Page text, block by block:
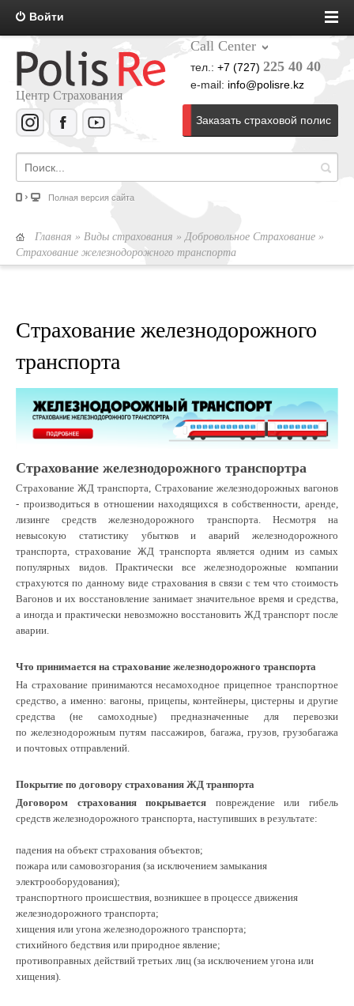
Войти
Call Center
тел.: +7 (727) 225 40 40
e-mail: info@polisre.kz
Заказать страховой полис
Центр Страхования
Полная версия сайта
Главная » Виды страхования »Добровольное Страхование »
Страхование железнодорожного транспорта
Страхование железнодорожного
транспорта
Страхование железнодорожного транспортра
Страхование ЖД транспорта, Страхование железнодорожных вагонов
- производиться в отношении находящихся в собственности, аренде,
лизинге средств железнодорожного транспорта. Несмотря на
невысокую статистику убытков и аварий железнодорожного
транспорта, страхование ЖД транспорта является одним из самых
популярных видов. Практически все железнодорожные компании
страхуются по данному виде страхования в связи с тем что стоимость
Вагонов и их восстановление занимает значительное время и средства,
а иногда и практически невозможно восстановить ЖД транспорт после
аварии.
Что принимается на страхование железнодорожного транспорта
На страхование принимаются несамоходное прицепное транспортное
средство, а именно: вагоны, прицепы, контейнеры, цистерны и другие
средства (не самоходные) предназначенные для перевозки
по железнодорожным путям пассажиров, багажа, грузов, грузобагажа
и почтовых отправлений.
Покрытие по договору страхования ЖД транпорта
Договором страхования покрывается повреждение или гибель
средств железнодорожного транспорта, наступивших в результате:
падения на объект страхования объектов;
пожара или самовозгорания (за исключением замыкания
электрооборудования);
транспортного происшествия, возникшее в процессе движения
железнодорожного транспорта;
хищения или угона железнодорожного транспорта;
стихийного бедствия или природное явление;
противоправных действий третьих лиц (за исключением угона или
хищения).